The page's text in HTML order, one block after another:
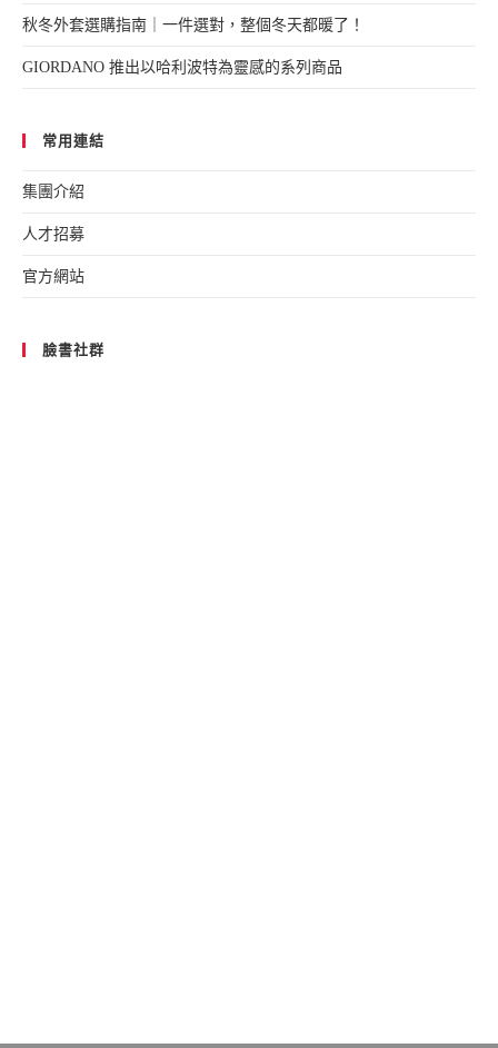
秋冬外套選購指南｜一件選對，整個冬天都暖了！
GIORDANO 推出以哈利波特為靈感的系列商品
常用連結
集團介紹
人才招募
官方網站
臉書社群